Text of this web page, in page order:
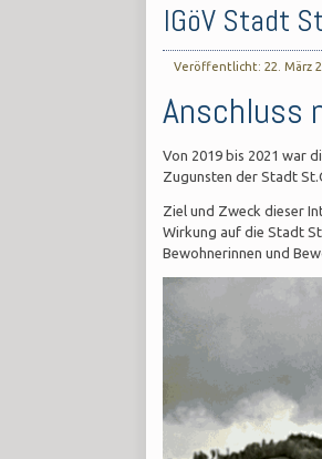
IGöV Stadt
Veröffentlicht: 22. März
Anschluss
Von 2019 bis 2021 war
Zugunsten der Stadt
Ziel und Zweck dieser
Wirkung auf die Stadt
Bewohnerinnen und